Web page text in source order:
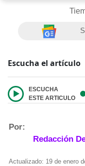
Escucha el artículo
ESCUCHA
ESTE ARTICULO
Por:
Redacción
Actualizado: 19 de enero